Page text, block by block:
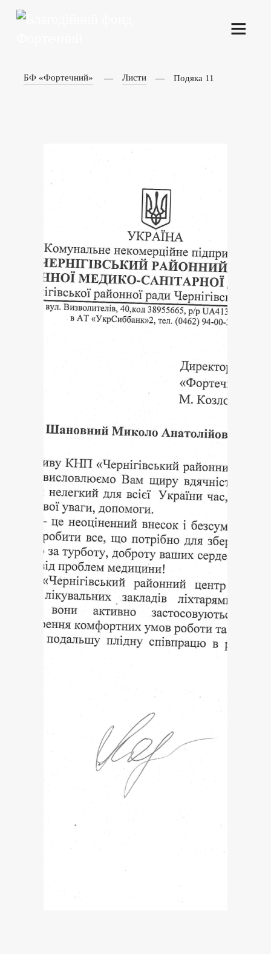
БФ «Фортечний» Листи Подяка 11